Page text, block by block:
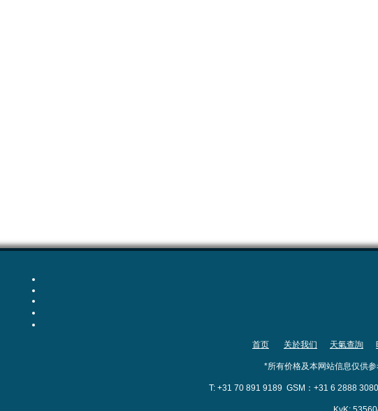
首页 关於我们 天氣查詢
*所有价格及本网站信息仅供
T: +31 70 891 9189 GSM：+31 6 2888 3080